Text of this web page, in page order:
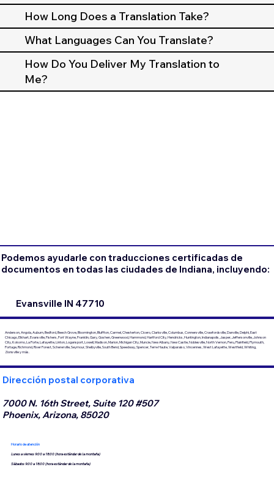
How Long Does a Translation Take?
What Languages Can You Translate?
How Do You Deliver My Translation to
Me?
Podemos ayudarle con traducciones certificadas de
documentos en todas las ciudades de Indiana, incluyendo:
Evansville IN 47710
Anderson, Angola, Auburn, Bedford, Beech Grove, Bloomington, Bluffton, Carmel, Chesterton, Cicero, Clarksville, Columbus, Connersville, Crawfordsville, Danville, Delphi, East
Chicago, Elkhart, Evansville, Fishers, Fort Wayne, Franklin, Gary, Goshen, Greenwood, Hammond, Hartford City, Hendricks, Huntington, Indianapolis, Jasper, Jeffersonville, Johnson
City, Kokomo, La Porte, Lafayette, Linton, Logansport, Lowell, Madison, Marion, Michigan City, Muncie, New Albany, New Castle, Noblesville, North Vernon, Peru, Plainfield, Plymouth,
Portage, Richmond, River Forest, Schererville, Seymour, Shelbyville, South Bend, Speedway, Spencer, Terre Haute, Valparaiso, Vincennes, West Lafayette, Westfield, Whiting,
Zionsville y más.
Dirección postal corporativa
7000 N. 16th Street, Suite 120 #507
Phoenix, Arizona, 85020
Horario de atención
Lunes a viernes 9:00 a 18:00 (hora estándar de la montaña)
Sábados 9:00 a 18:00 (hora estándar de la montaña)